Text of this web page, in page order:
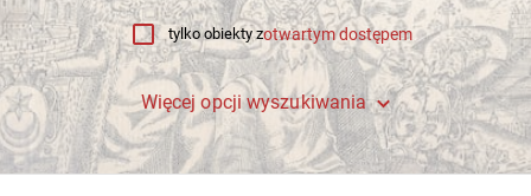
tylko obiekty zotwartym dostępem
Więcej opcji wyszukiwania